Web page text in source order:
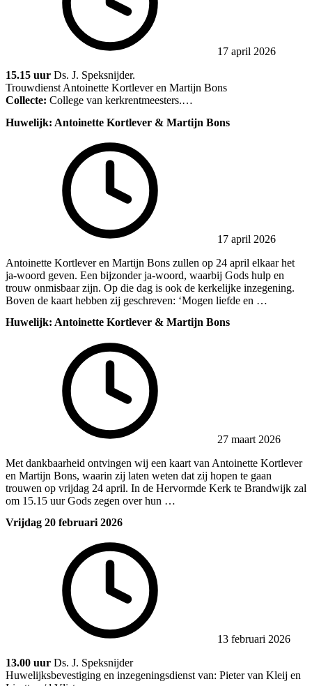
17 april 2026
15.15 uur Ds. J. Speksnijder.
Trouwdienst Antoinette Kortlever en Martijn Bons
Collecte: College van kerkrentmeesters.…
Huwelijk: Antoinette Kortlever & Martijn Bons
17 april 2026
Antoinette Kortlever en Martijn Bons zullen op 24 april elkaar het
ja-woord geven. Een bijzonder ja-woord, waarbij Gods hulp en
trouw onmisbaar zijn. Op die dag is ook de kerkelijke inzegening.
Boven de kaart hebben zij geschreven: ‘Mogen liefde en …
Huwelijk: Antoinette Kortlever & Martijn Bons
27 maart 2026
Met dankbaarheid ontvingen wij een kaart van Antoinette Kortlever
en Martijn Bons, waarin zij laten weten dat zij hopen te gaan
trouwen op vrijdag 24 april. In de Hervormde Kerk te Brandwijk zal
om 15.15 uur Gods zegen over hun …
Vrijdag 20 februari 2026
13 februari 2026
13.00 uur Ds. J. Speksnijder
Huwelijksbevestiging en inzegeningsdienst van: Pieter van Kleij en